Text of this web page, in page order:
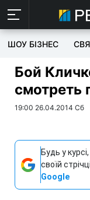
ШОУ БІЗНЕС
Бой
смотреть
19:00 26.04.2014 Сб
Будь у
своїй стрічці
Google